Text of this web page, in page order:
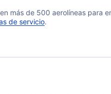
más de 500 aerolíneas para
de servicio.